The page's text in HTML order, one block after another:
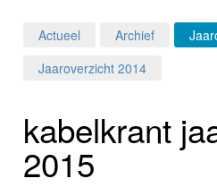
Programma's
Actueel Archief
Jaaroverzicht 2014
kabelkrant
2015